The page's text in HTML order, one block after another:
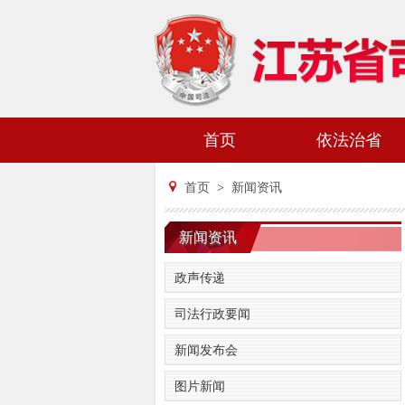
首页 依法治省
首页 > 新闻资讯
新闻资讯
政声传递
司法行政要闻
新闻发布会
图片新闻